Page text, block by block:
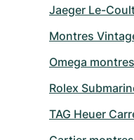
Jaeger Le-
Montres
Omega
Rolex
TAG Heuer